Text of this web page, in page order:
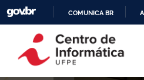
COMUNICA BR